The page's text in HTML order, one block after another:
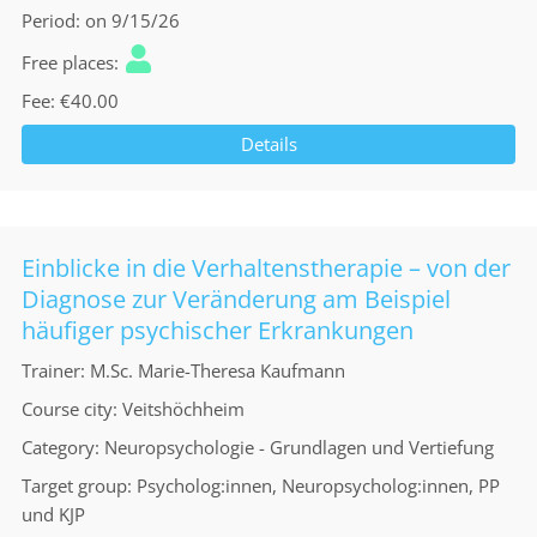
Period on 9/15/26
Free places
Fee €40.00
Details
Einblicke in die Verhaltenstherapie – von der
Diagnose zur Veränderung am Beispiel
häufiger psychischer Erkrankungen
Trainer M.Sc. Marie-Theresa Kaufmann
Course city Veitshöchheim
Category Neuropsychologie - Grundlagen und Vertiefung
Target group Psycholog:innen, Neuropsycholog:innen, PP
und KJP